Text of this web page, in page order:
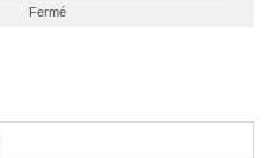
Fermé